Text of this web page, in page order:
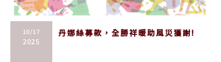
10/17
2025
丹娜絲募款，全勝祥暖助風災獲謝!